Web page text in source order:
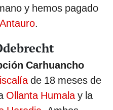
y hemos pagado
Antauro.
Carhuancho
de 18 meses de
Ollanta Humalay la